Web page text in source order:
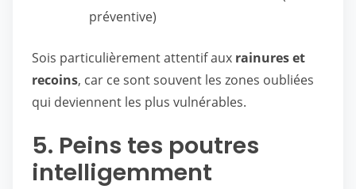
préventive)
Sois particulièrement attentif aux rainures et
recoins, car ce sont souvent les zones oubliées
qui deviennent les plus vulnérables.
5. Peins tes poutres
intelligemment